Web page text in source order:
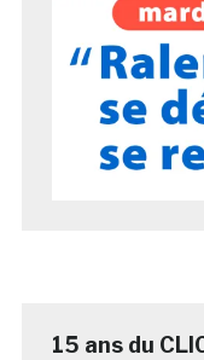
15 ans du